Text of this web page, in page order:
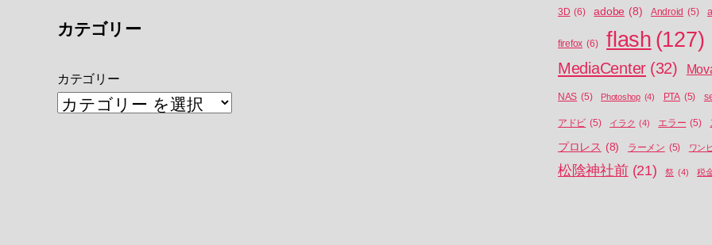
カテゴリー
カテゴリー
3D (6) adobe (8) Android (5)
firefox (6) flash (127)
MediaCenter (32)
NAS (5) Photoshop (4) PTA (5)
アドビ (5) イラク (4) エラー (5)
プロレス (8) ラーメン (5) ワン
松陰神社前 (21) 祭 (4) 税